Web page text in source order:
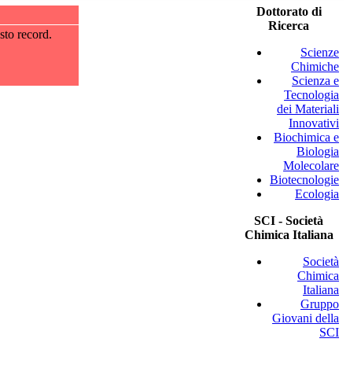
record.
Dottorato di
Ricerca
Scienze
Chimiche
Scienza e
Tecnologia
dei Materiali
Innovativi
Biochimica e
Biologia
Molecolare
Biotecnologie
Ecologia
SCI - Società
Chimica Italiana
Società
Chimica
Italiana
Gruppo
Giovani della
SCI